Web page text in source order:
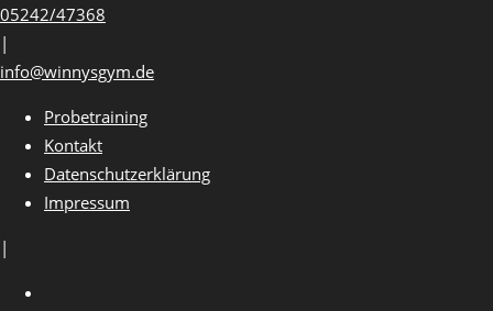
Skip
to
content
05242/47368
|
info@winnysgym.de
Probetraining
Kontakt
Datenschutzerklärung
Impressum
|